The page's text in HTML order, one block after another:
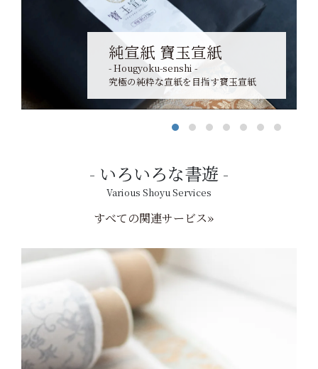
純宣紙 寶玉宣紙
- Hougyoku-senshi -
究極の純粋な宣紙を目指す寶玉宣紙
いろいろな書遊
Various Shoyu Services
すべての関連サービス»